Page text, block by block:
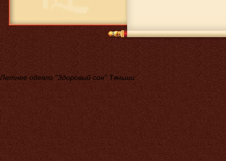
Летнее одеяло "Здоровый сон" Тяньши